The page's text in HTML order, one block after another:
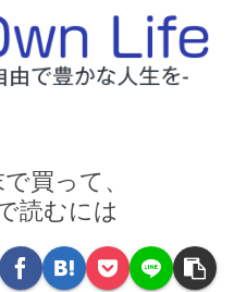
買って、
読むには